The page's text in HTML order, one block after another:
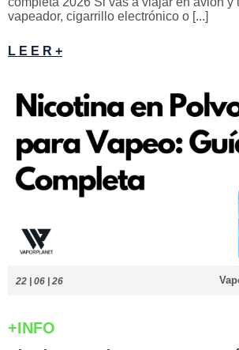
vapeador, cigarrillo electrónico o [...]
L E E R +
22 | 06 | 26
+INFO